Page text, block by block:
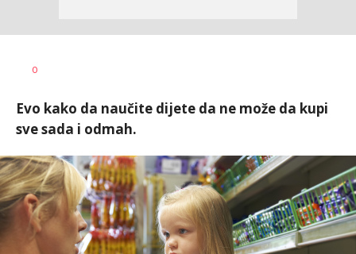
0
Evo kako da naučite dijete da ne može da kupi
sve sada i odmah.